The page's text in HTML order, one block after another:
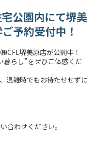
公園内にて堺美
予約受付中！
CFL堺美原店が公開中！
暮らし”をぜひご体感くだ
混雑時でもお待たせせずに
合わせください。